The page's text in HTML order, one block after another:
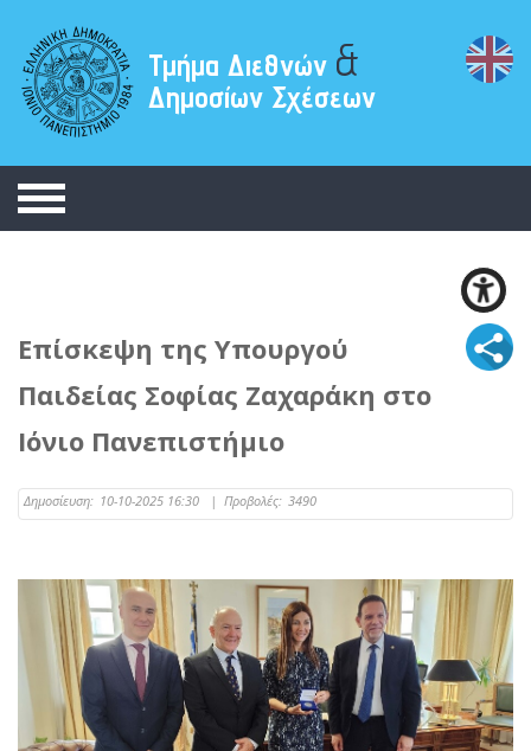
Τμήμα Διεθνών &
Δημοσίων Σχέσεων
Επίσκεψη της Υπουργού
Παιδείας Σοφίας Ζαχαράκη στο
Ιόνιο Πανεπιστήμιο
Δημοσίευση: 10-10-2025 16:30 | Προβολές: 3490